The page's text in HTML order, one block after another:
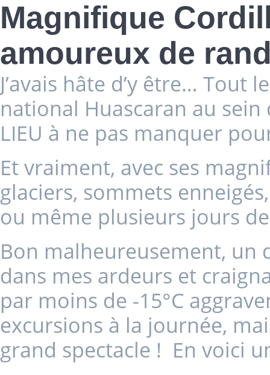
Magnifique
amoureux de
J’avais hâte d’y être…
national Huascaran au
LIEU à ne pas manquer
Et vraiment, avec ses
glaciers, sommets
ou même plusieurs jours
Bon malheureusement, un
dans mes ardeurs et
par moins de -15°C
excursions à la journée,
grand spectacle ! En voici